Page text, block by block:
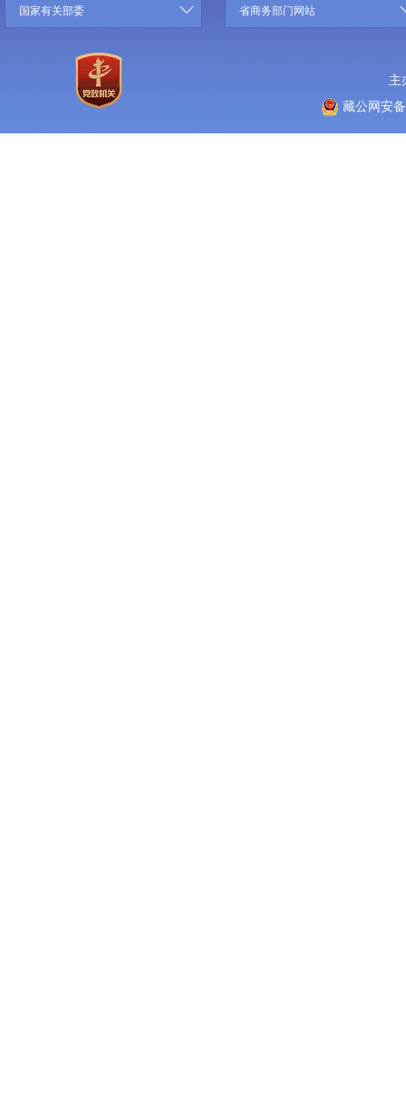
国家有关部委 省商务部门网站
主
藏公网安